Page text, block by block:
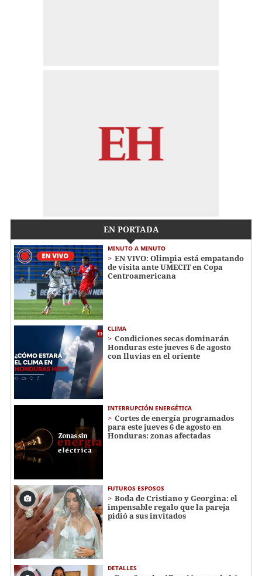
EN PORTADA
MINUTO A MINUTO
EN VIVO: Olimpia está empatando
de visita ante UMECIT en Copa
Centroamericana
CLIMA
Condiciones secas dominarán
Honduras este jueves 6 de agosto
con lluvias en el oriente
INTERRUPCIÓN ENERGÉTICA
Cortes de energía programados
para este jueves 6 de agosto en
Honduras: zonas afectadas
FUTUROS ESPOSOS
Boda de Cristiano y Georgina: el
impensable regalo que la pareja
pidió a sus invitados
DETALLES